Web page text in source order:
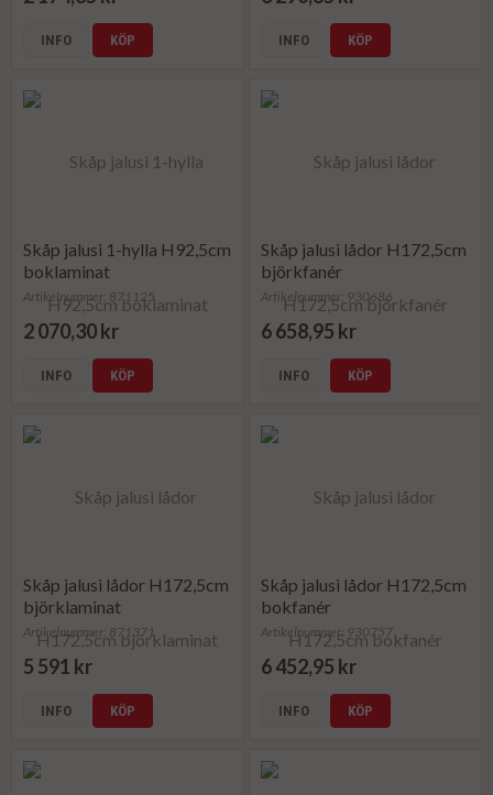
INFO KÖP INFO KÖP
Skåp jalusi 1-hylla H92,5cm
boklaminat
Artikelnummer: 871125
2 070,30 kr
INFO KÖP
Skåp jalusi lådor H172,5cm
björkfanér
Artikelnummer: 930686
6 658,95 kr
INFO KÖP
Skåp jalusi lådor H172,5cm
björklaminat
Artikelnummer: 871371
5 591 kr
INFO KÖP
Skåp jalusi lådor H172,5cm
bokfanér
Artikelnummer: 930757
6 452,95 kr
INFO KÖP